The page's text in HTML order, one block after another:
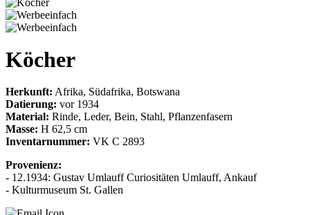
Köcher
Herkunft: Afrika, Südafrika, Botswana
Datierung: vor 1934
Material: Rinde, Leder, Bein, Stahl, Pflanzenfasern
Masse: H 62,5 cm
Inventarnummer: VK C 2893
Provenienz:
- 12.1934: Gustav Umlauff Curiositäten Umlauff, Ankauf
- Kulturmuseum St. Gallen